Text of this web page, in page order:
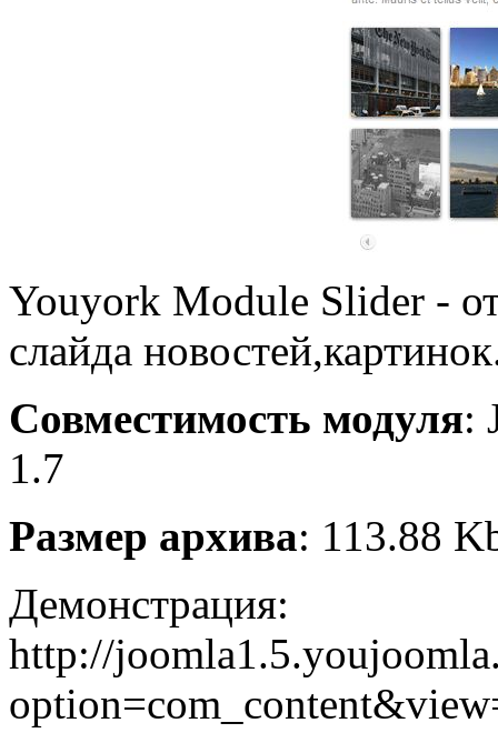
Youyork Module Slider -
слайда
Совместимость модуля:
1.7
Размер архива: 113.88
Демонстрация:
http://